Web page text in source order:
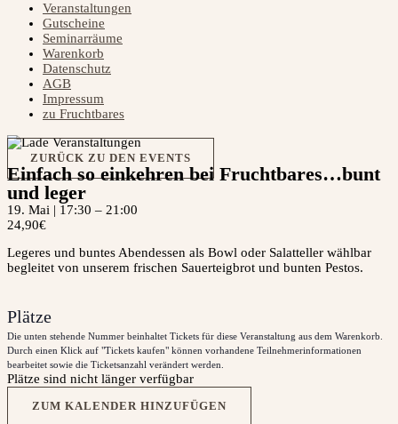
Veranstaltungen
Gutscheine
Seminarräume
Warenkorb
Datenschutz
AGB
Impressum
zu Fruchtbares
ZURÜCK ZU DEN EVENTS
Einfach so einkehren bei Fruchtbares…bunt
und leger
19. Mai | 17:30 – 21:00
24,90€
Legeres und buntes Abendessen als Bowl oder Salatteller wählbar
begleitet von unserem frischen Sauerteigbrot und bunten Pestos.
Plätze
Die unten stehende Nummer beinhaltet Tickets für diese Veranstaltung aus dem Warenkorb.
Durch einen Klick auf "Tickets kaufen" können vorhandene Teilnehmerinformationen
bearbeitet sowie die Ticketsanzahl verändert werden.
Plätze sind nicht länger verfügbar